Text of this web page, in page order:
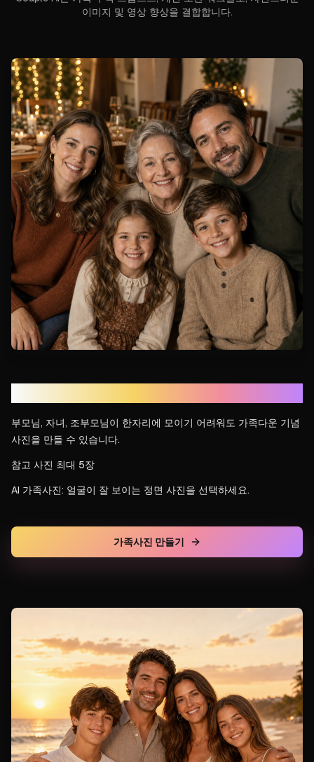
이미지 및 영상 향상을 결합합니다.
부모님, 자녀, 조부모님이 한자리에 모이기 어려워도 가족다운 기념
사진을 만들 수 있습니다.
참고 사진 최대 5장
AI 가족사진: 얼굴이 잘 보이는 정면 사진을 선택하세요.
가족사진 만들기